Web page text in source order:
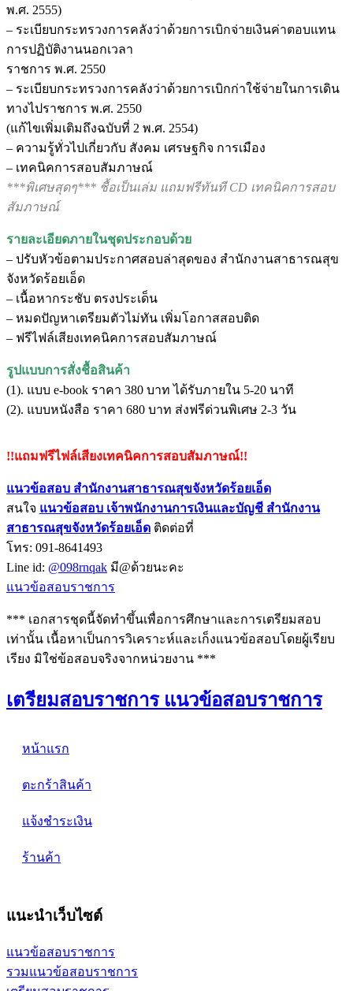
พ.ศ. 2555)
– ระเบียบกระทรวงการคลังว่าด้วยการเบิกจ่ายเงินค่าตอบแทน
การปฏิบัติงานนอกเวลา
ราชการ พ.ศ. 2550
– ระเบียบกระทรวงการคลังว่าด้วยการเบิกก่าใช้จ่ายในการเดิน
ทางไปราชการ พ.ศ. 2550
(แก้ไขเพิ่มเติมถึงฉบับที่ 2 พ.ศ. 2554)
– ความรู้ทั่วไปเกี่ยวกับ สังคม เศรษฐกิจ การเมือง
– เทคนิคการสอบสัมภาษณ์
***พิเศษสุดๆ*** ชื้อเป็นเล่ม แถมฟรีทันที CD เทคนิคการสอบ
สัมภาษณ์
รายละเอียดภายในชุดประกอบด้วย
– ปรับหัวข้อตามประกาศสอบล่าสุดของ สำนักงานสาธารณสุข
จังหวัดร้อยเอ็ด
– เนื้อหากระชับ ตรงประเด็น
– หมดปัญหาเตรียมตัวไม่ทัน เพิ่มโอกาสสอบติด
– ฟรีไฟล์เสียงเทคนิคการสอบสัมภาษณ์
รูปแบบการสั่งชื้อสินค้า
(1). แบบ e-book ราคา 380 บาท ได้รับภายใน 5-20 นาที
(2). แบบหนังสือ ราคา 680 บาท ส่งฟรีด่วนพิเศษ 2-3 วัน
!!แถมฟรีไฟล์เสียงเทคนิคการสอบสัมภาษณ์!!
แนวข้อสอบ สำนักงานสาธารณสุขจังหวัดร้อยเอ็ด
สนใจ แนวข้อสอบ เจ้าพนักงานการเงินและบัญชี สำนักงาน
สาธารณสุขจังหวัดร้อยเอ็ด ติดต่อที่
โทร: 091-8641493
Line id: @098rnqak มี@ด้วยนะคะ
แนวข้อสอบราชการ
*** เอกสารชุดนี้จัดทำขึ้นเพื่อการศึกษาและการเตรียมสอบ
เท่านั้น เนื้อหาเป็นการวิเคราะห์และเก็งแนวข้อสอบโดยผู้เรียบ
เรียง มิใช่ข้อสอบจริงจากหน่วยงาน ***
เตรียมสอบราชการ แนวข้อสอบราชการ
หน้าแรก
ตะกร้าสินค้า
แจ้งชำระเงิน
ร้านค้า
แนะนำเว็บไซต์
แนวข้อสอบราชการ
รวมแนวข้อสอบราชการ